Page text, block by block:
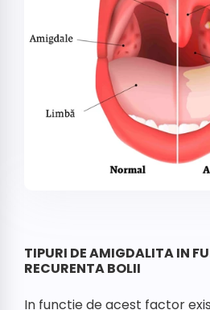
TIPURI DE AMIGDALITA IN
RECURENTA BOLII
In functie de acest factor